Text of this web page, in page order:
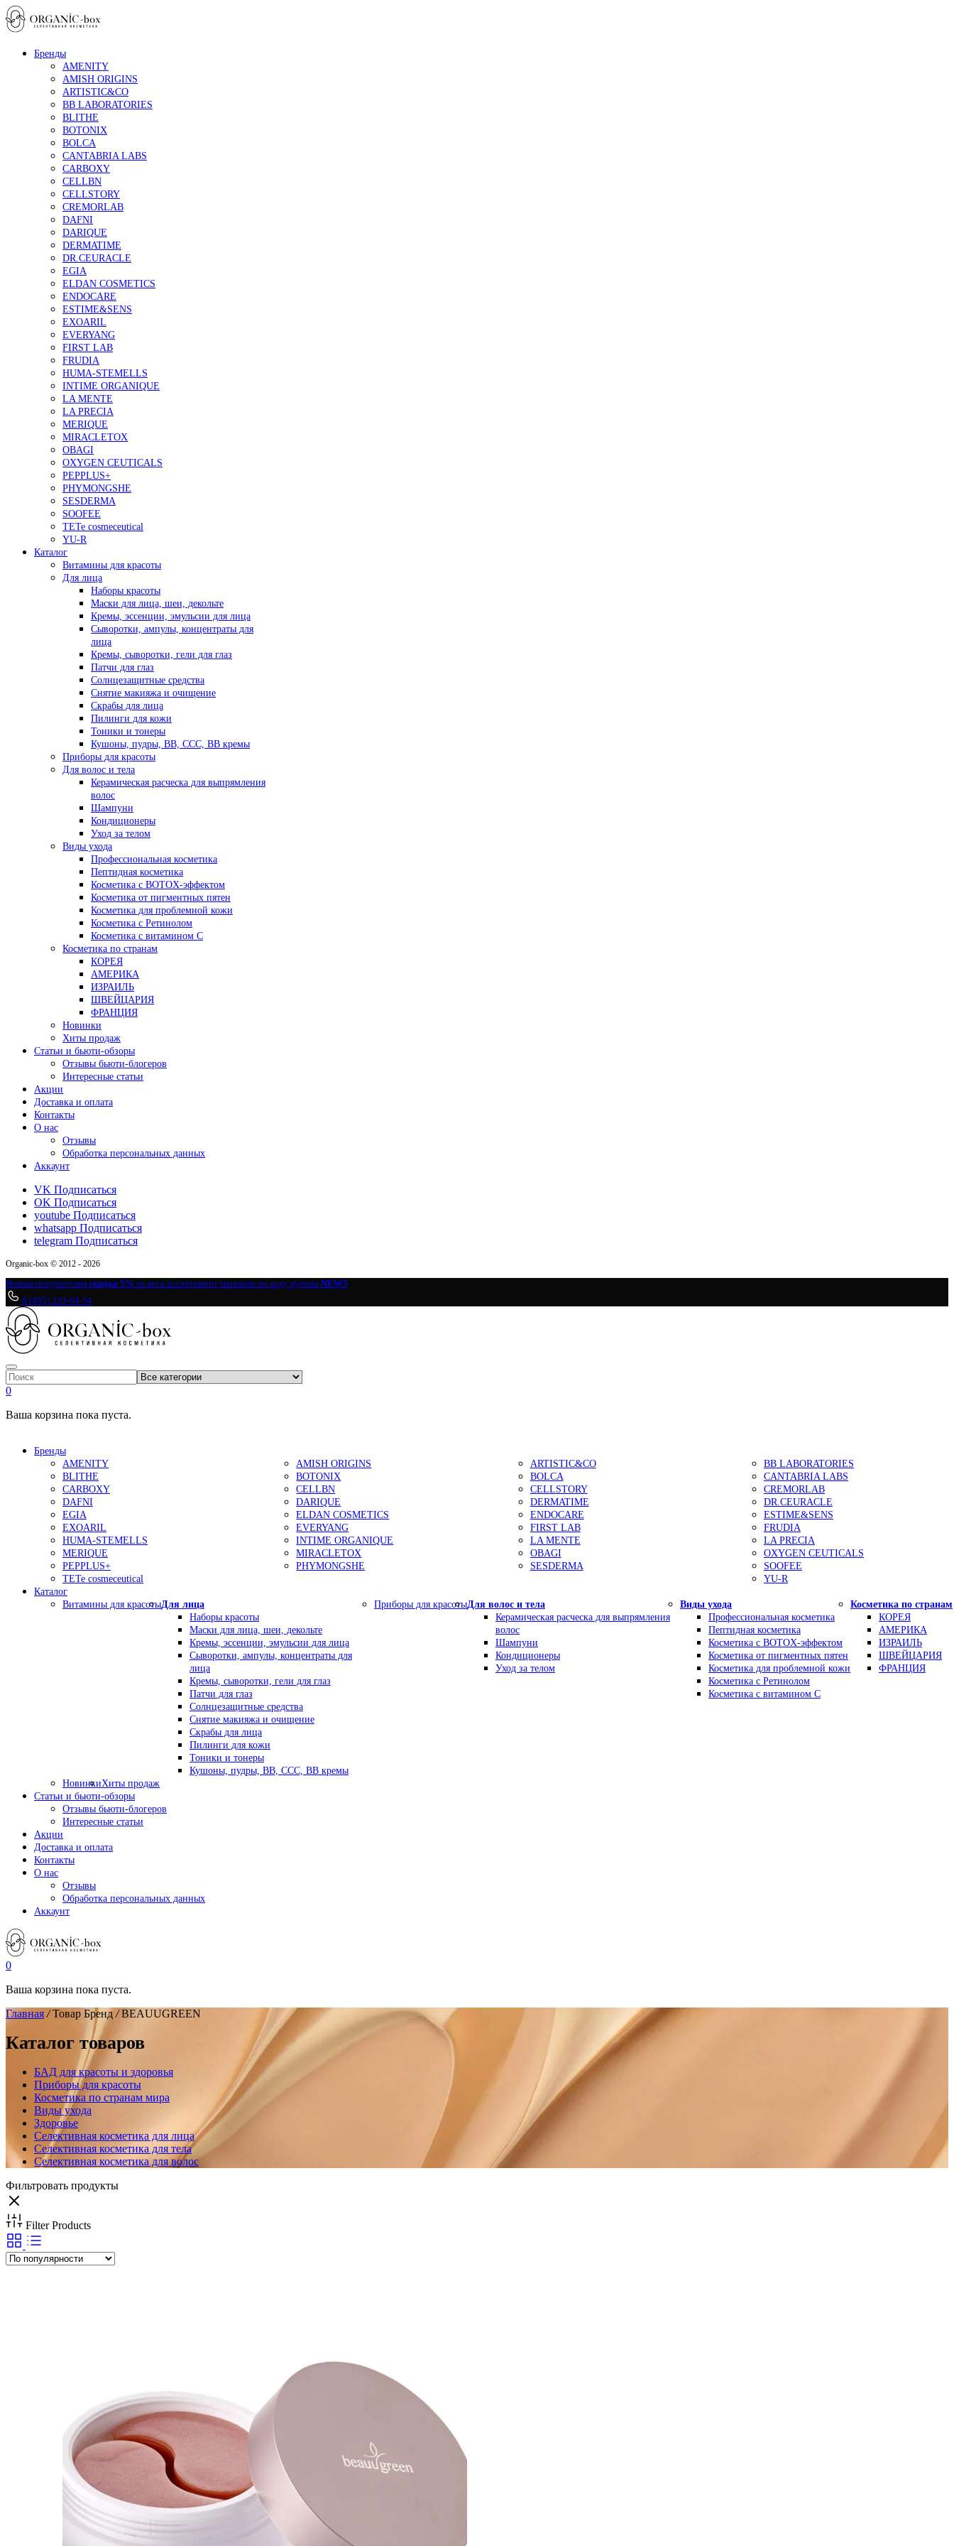
Бренды
AMENITY
AMISH ORIGINS
ARTISTIC&CO
BB LABORATORIES
BLITHE
BOTONIX
BOLCA
CANTABRIA LABS
CARBOXY
CELLBN
CELLSTORY
CREMORLAB
DAFNI
DARIQUE
DERMATIME
DR.CEURACLE
EGIA
ELDAN COSMETICS
ENDOCARE
ESTIME&SENS
EXOARIL
EVERYANG
FIRST LAB
FRUDIA
HUMA-STEMELLS
INTIME ORGANIQUE
LA MENTE
LA PRECIA
MERIQUE
MIRACLETOX
OBAGI
OXYGEN CEUTICALS
PEPPLUS+
PHYMONGSHE
SESDERMA
SOOFEE
TETe cosmeceutical
YU-R
Каталог
Витамины для красоты
Для лица
Наборы красоты
Маски для лица, шеи, декольте
Кремы, эссенции, эмульсии для лица
Сыворотки, ампулы, концентраты для
лица
Кремы, сыворотки, гели для глаз
Патчи для глаз
Солнцезащитные средства
Снятие макияжа и очищение
Скрабы для лица
Пилинги для кожи
Тоники и тонеры
Кушоны, пудры, ВВ, ССС, ВВ кремы
Приборы для красоты
Для волос и тела
Керамическая расческа для выпрямления
волос
Шампуни
Кондиционеры
Уход за телом
Виды ухода
Профессиональная косметика
Пептидная косметика
Косметика с BOTOX-эффектом
Косметика от пигментных пятен
Косметика для проблемной кожи
Косметика с Ретинолом
Косметика с витамином С
Косметика по странам
КОРЕЯ
АМЕРИКА
ИЗРАИЛЬ
ШВЕЙЦАРИЯ
ФРАНЦИЯ
Новинки
Хиты продаж
Статьи и бьюти-обзоры
Отзывы бьюти-блогеров
Интересные статьи
Акции
Доставка и оплата
Контакты
О нас
Отзывы
Обработка персональных данных
Аккаунт
VK Подписаться
OK Подписаться
youtube Подписаться
whatsapp Подписаться
telegram Подписаться
Organic-box © 2012 - 2026
Новым покупателям скидка 5% на весь ассортимент магазина по коду купона NEW5
8 (495) 233-64-54
0
Ваша корзина пока пуста.
Бренды
AMENITY
AMISH ORIGINS ARTISTIC&CO
BB LABORATORIES
BLITHE
BOTONIX BOLCA
CANTABRIA LABS
CARBOXY
CELLBN CELLSTORY
CREMORLAB
DAFNI
DARIQUE DERMATIME
DR.CEURACLE
EGIA
ELDAN COSMETICS ENDOCARE
ESTIME&SENS
EXOARIL
EVERYANG FIRST LAB
FRUDIA
HUMA-STEMELLS
INTIME ORGANIQUE LA MENTE
LA PRECIA
MERIQUE
MIRACLETOX OBAGI
OXYGEN CEUTICALS
PEPPLUS+
PHYMONGSHE SESDERMA
SOOFEE
TETe cosmeceutical
YU-R
Каталог
Витамины для красотыДля лица
Наборы красоты
Маски для лица, шеи, декольте
Кремы, эссенции, эмульсии для лица
Сыворотки, ампулы, концентраты для
лица
Кремы, сыворотки, гели для глаз
Патчи для глаз
Солнцезащитные средства
Снятие макияжа и очищение
Скрабы для лица
Пилинги для кожи
Тоники и тонеры
Кушоны, пудры, ВВ, ССС, ВВ кремы
Приборы для красотыДля волос и тела
Керамическая расческа для выпрямления
волос
Шампуни
Кондиционеры
Уход за телом
Виды ухода
Профессиональная косметика
Пептидная косметика
Косметика с BOTOX-эффектом
Косметика от пигментных пятен
Косметика для проблемной кожи
Косметика с Ретинолом
Косметика с витамином С
Косметика по странам
КОРЕЯ
АМЕРИКА
ИЗРАИЛЬ
ШВЕЙЦАРИЯ
ФРАНЦИЯ
НовинкиХиты продаж
Статьи и бьюти-обзоры
Отзывы бьюти-блогеров
Интересные статьи
Акции
Доставка и оплата
Контакты
О нас
Отзывы
Обработка персональных данных
Аккаунт
0
Ваша корзина пока пуста.
Главная /Товар Бренд /BEAUUGREEN
Каталог товаров
БАД для красоты и здоровья
Приборы для красоты
Косметика по странам мира
Виды ухода
Здоровье
Селективная косметика для лица
Селективная косметика для тела
Селективная косметика для волос
Фильтровать продукты
Filter Products